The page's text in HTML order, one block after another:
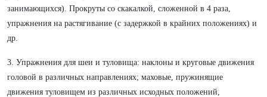
занимающихся). Прокруты со скакалкой, сложенной в 4 раза,
упражнения на растягивание (с задержкой в крайних положениях) и
др.
3. Упражнения для шеи и туловища: наклоны и круговые движения
головой в различных направлениях; маховые, пружинящие
движения туловищем из различных исходных положений,